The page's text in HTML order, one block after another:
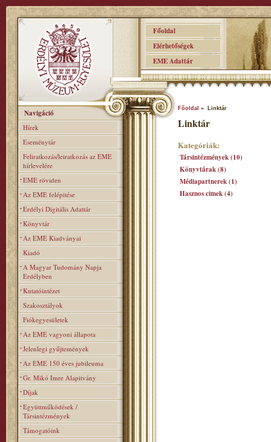
Főoldal
Elérhetőségek
EME Adattár
Navigáció
Hírek
Eseménytár
Feliratkozás/leiratkozás az EME
hírlevelére
EME röviden
Az EME felépitése
Erdélyi Digitális Adattár
Könyvtár
Az EME Kiadványai
Kiadó
A Magyar Tudomány Napja
Erdélyben
Kutatóintézet
Szakosztályok
Fiókegyesületek
Az EME vagyoni állapota
Jelenlegi gyűjtemények
Az EME 150 éves jubileuma
Gr. Mikó Imre Alapitvány
Díjak
Együttműködések /
Társintézmények
Támogatóink
Főoldal » Linktár
Linktár
Kategóriák:
Társintézmények (10)
Könyvtárak (8)
Médiapartnerek (1)
Hasznos cimek (4)